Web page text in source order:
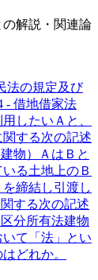
解説・関連論
法の規定及び
- 借地借家法
したいＡと、
する次の記述
物）
ＡはＢと
る土地上のＢ
締結し引渡し
する次の記述
区分所有法建物
て「法」とい
どれか。